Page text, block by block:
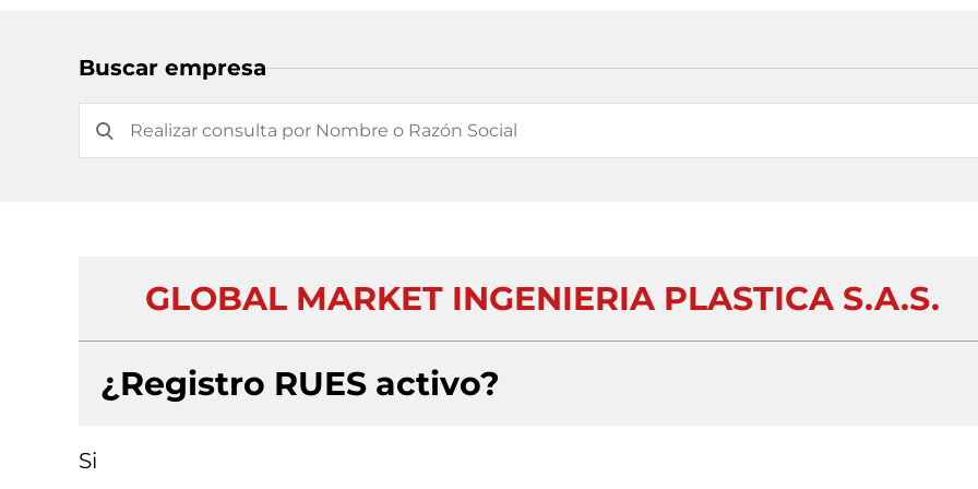
Buscar empresa
GLOBAL MARKET INGENIERIA PLASTICA S.A.S.
¿Registro RUES activo?
Si